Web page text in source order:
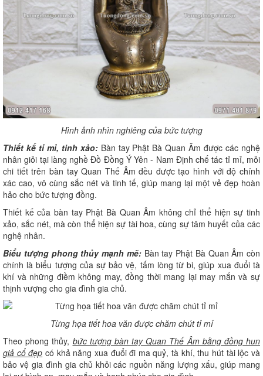
Hình ảnh nhìn nghiêng của bức tượng
Thiết kế tỉ mỉ, tinh xảo:Bàn tay Phật Bà Quan Âm được các nghệ
nhân giỏi tại làng nghề Đồ Đồng Ý Yên - Nam Định chế tác tỉ mỉ, mỗi
chi tiết trên bàn tay Quan Thế Âm đều được tạo hình với độ chính
xác cao, vô cùng sắc nét và tinh tế, giúp mang lại một vẻ đẹp hoàn
hảo cho bức tượng đồng.
Thiết kế của bàn tay Phật Bà Quan Âm không chỉ thể hiện sự tinh
xảo, sắc nét, mà còn thể hiện sự tài hoa, cùng sự tâm huyết của các
nghệ nhân.
Biểu tượng phong thủy mạnh mẽ:Bàn tay Phật Bà Quan Âm còn
chính là biểu tượng của sự bảo vệ, tấm lòng từ bi, giúp xua đuổi tà
khí và những điềm không may, đồng thời mang lại may mắn và sự
thịnh vượng cho gia đình gia chủ.
Từng họa tiết hoa văn được chăm chút tỉ mỉ
Theo phong thủy, bức tượng bàn tay Quan Thế Âm bằng đồng hun
giả cổ đẹp có khả năng xua đuổi đi ma quỷ, tà khí, thu hút tài lộc và
bảo vệ gia đình gia chủ khỏi các nguồn năng lượng xấu, giúp mang